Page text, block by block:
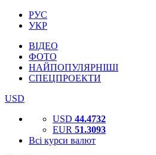
РУС
УКР
ВІДЕО
ФОТО
НАЙПОПУЛЯРНІШІ
СПЕЦПРОЕКТИ
USD
USD 44.4732
EUR 51.3093
Всі курси валют